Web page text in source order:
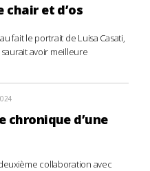
chair et d’os
fait le portrait de Luisa Casati,
avoir meilleure
chronique d’une
collaboration avec